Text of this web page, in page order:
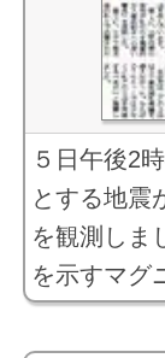
５日午後2
とする地震
を観測しま
を示すマグ